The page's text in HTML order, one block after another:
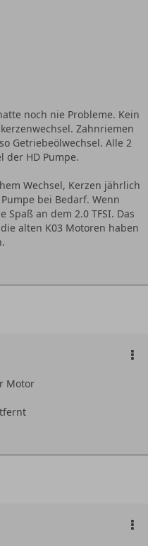
noch nie Probleme. Kein
Zahnriemen
Getriebeölwechsel. Alle 2
der HD Pumpe.
Wechsel, Kerzen jährlich
bei Bedarf. Wenn
an dem 2.0 TFSI. Das
alten K03 Motoren haben
Motor